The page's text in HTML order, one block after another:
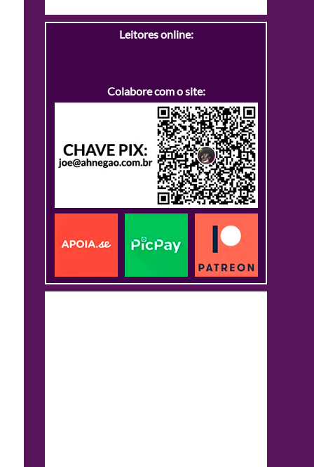
Leitores online:
Colabore com o site: